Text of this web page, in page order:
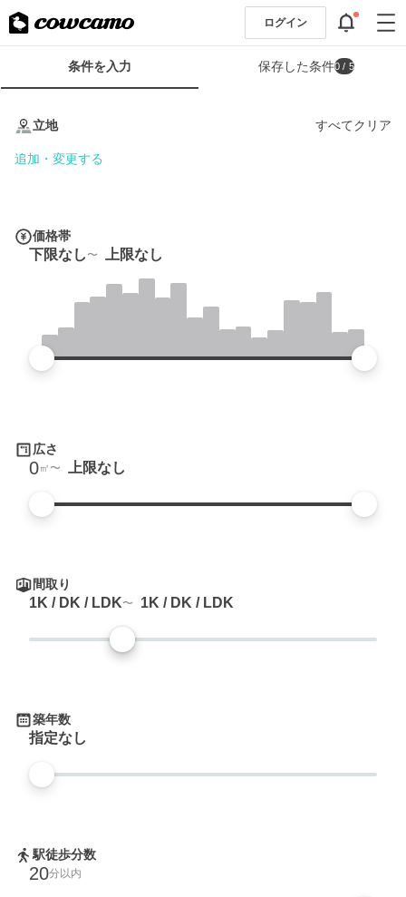
ログイン
条
条件を入力 保存した条件0 / 5
立地 すべてクリア
追加・変更する
価格帯
下限なし 上限なし
広さ
0㎡ 上限なし
間取り
1K / DK / LDK 1K / DK / LDK
築年数
指定なし
駅徒歩分数
20分以内